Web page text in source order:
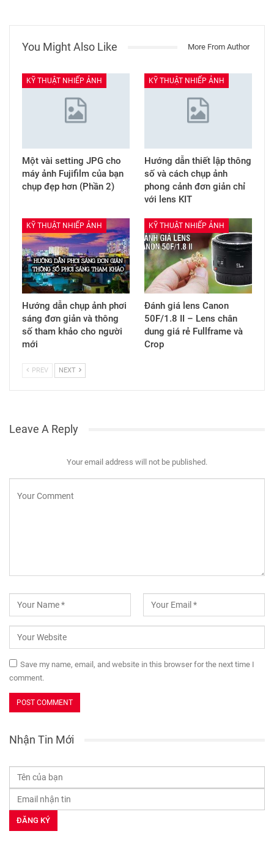
You Might Also Like More From Author
KỸ THUẬT NHIẾP ẢNH
Một vài setting JPG cho
máy ảnh Fujifilm của bạn
chụp đẹp hơn (Phần 2)
KỸ THUẬT NHIẾP ẢNH
Hướng dẫn thiết lập thông
số và cách chụp ảnh
phong cảnh đơn giản chỉ
với lens KIT
KỸ THUẬT NHIẾP ẢNH
Hướng dẫn chụp ảnh phơi
sáng đơn giản và thông
số tham khảo cho người
mới
KỸ THUẬT NHIẾP ẢNH
Đánh giá lens Canon
50F/1.8 II – Lens chân
dung giá rẻ Fullframe và
Crop
PREV NEXT
Leave A Reply
Your email address will not be published.
Save my name, email, and website in this browser for the next time I
comment.
Nhận Tin Mới